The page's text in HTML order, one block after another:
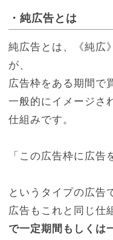
・純広告とは
純広告とは、《純広
が、
広告枠をある期間で
一般的にイメージさ
仕組みです。
「この広告枠に広告
というタイプの広告
広告もこれと同じ仕
で一定期間もしくは